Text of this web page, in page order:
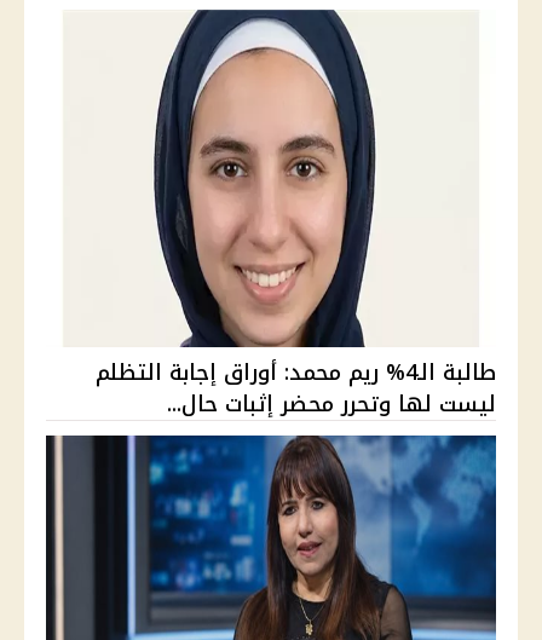
طالبة الـ4% ريم محمد: أوراق إجابة التظلم
ليست لها وتحرر محضر إثبات حال...